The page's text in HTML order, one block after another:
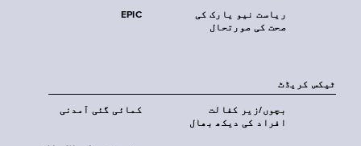
EPIC
ریاست نیو یارک کی
صحت کی صورتحال
ٹیکس کریڈٹ
کمائی گئی آمدنی
بچوں/زیر کفالت
افراد کی دیکھ بھال